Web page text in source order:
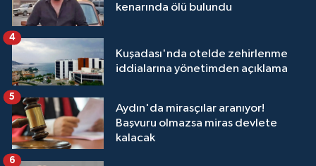
kenarında ölü bulundu
Kuşadası'nda otelde zehirlenme
iddialarına yönetimden açıklama
4
Aydın'da mirasçılar aranıyor!
Başvuru olmazsa miras devlete
kalacak
5
6